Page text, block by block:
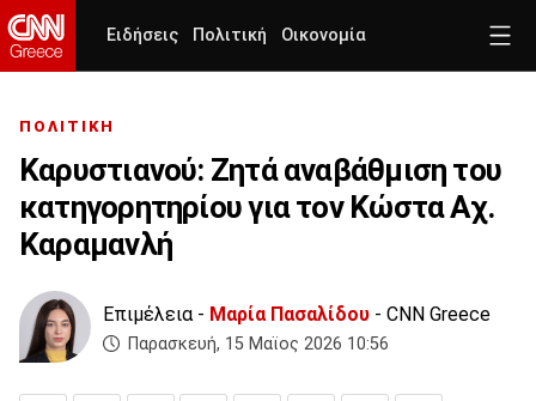
Ειδήσεις Πολιτική Οικονομία
ΠΟΛΙΤΙΚΗ
Καρυστιανού: Ζητά αναβάθμιση του
κατηγορητηρίου για τον Κώστα Αχ.
Καραμανλή
Επιμέλεια - Μαρία Πασαλίδου - CNN Greece
Παρασκευή, 15 Μαϊος 2026 10:56